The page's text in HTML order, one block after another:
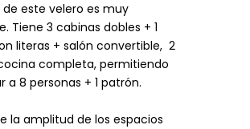
de este velero es muy
Tiene 3 cabinas dobles + 1
literas + salón convertible, 2
completa, permitiendo
a 8 personas + 1 patrón.
la amplitud de los espacios